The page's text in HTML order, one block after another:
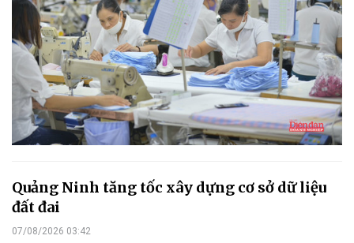
Quảng Ninh tăng tốc xây dựng cơ sở dữ liệu
đất đai
07/08/2026 03:42